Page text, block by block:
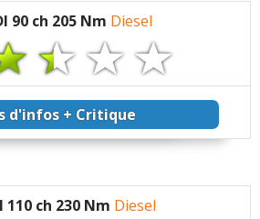
90 ch 205 Nm Diesel
d'infos + Critique
110 ch 230 Nm Diesel